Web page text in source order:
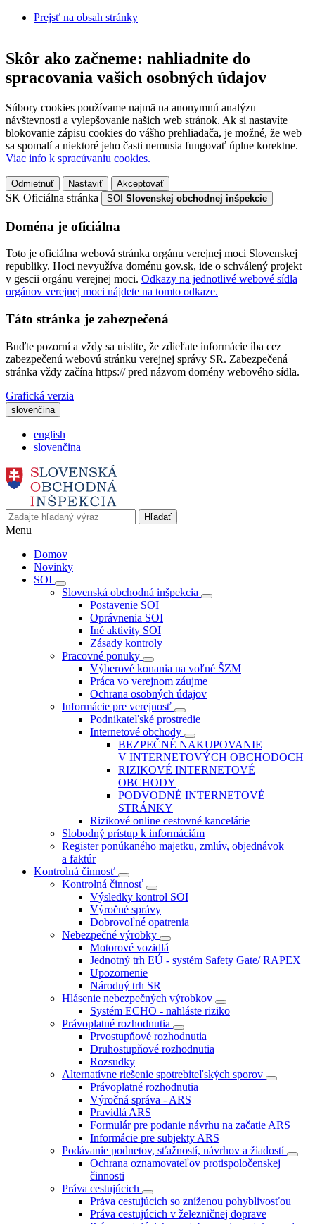
Prejsť na obsah stránky
Skôr ako začneme: nahliadnite do
spracovania vašich osobných údajov
Súbory cookies používame najmä na anonymnú analýzu
návštevnosti a vylepšovanie našich web stránok. Ak si nastavíte
blokovanie zápisu cookies do vášho prehliadača, je možné, že web
sa spomalí a niektoré jeho časti nemusia fungovať úplne korektne.
Viac info k spracúvaniu cookies.
Odmietnuť Nastaviť Akceptovať
SK Oficiálna stránka SOI Slovenskej obchodnej inšpekcie
Doména je oficiálna
Toto je oficiálna webová stránka orgánu verejnej moci Slovenskej
republiky. Hoci nevyužíva doménu gov.sk, ide o schválený projekt
v gescii orgánu verejnej moci. Odkazy na jednotlivé webové sídla
orgánov verejnej moci nájdete na tomto odkaze.
Táto stránka je zabezpečená
Buďte pozorní a vždy sa uistite, že zdieľate informácie iba cez
zabezpečenú webovú stránku verejnej správy SR. Zabezpečená
stránka vždy začína https:// pred názvom domény webového sídla.
Grafická verzia
slovenčina
english
slovenčina
Hľadať
Menu
Domov
Novinky
SOI
Slovenská obchodná inšpekcia
Postavenie SOI
Oprávnenia SOI
Iné aktivity SOI
Zásady kontroly
Pracovné ponuky
Výberové konania na voľné ŠZM
Práca vo verejnom záujme
Ochrana osobných údajov
Informácie pre verejnosť
Podnikateľské prostredie
Internetové obchody
BEZPEČNÉ NAKUPOVANIE
V INTERNETOVÝCH OBCHODOCH
RIZIKOVÉ INTERNETOVÉ
OBCHODY
PODVODNÉ INTERNETOVÉ
STRÁNKY
Rizikové online cestovné kancelárie
Slobodný prístup k informáciám
Register ponúkaného majetku, zmlúv, objednávok
a faktúr
Kontrolná činnosť
Kontrolná činnosť
Výsledky kontrol SOI
Výročné správy
Dobrovoľné opatrenia
Nebezpečné výrobky
Motorové vozidlá
Jednotný trh EÚ - systém Safety Gate/ RAPEX
Upozornenie
Národný trh SR
Hlásenie nebezpečných výrobkov
Systém ECHO - nahláste riziko
Právoplatné rozhodnutia
Prvostupňové rozhodnutia
Druhostupňové rozhodnutia
Rozsudky
Alternatívne riešenie spotrebiteľských sporov
Právoplatné rozhodnutia
Výročná správa - ARS
Pravidlá ARS
Formulár pre podanie návrhu na začatie ARS
Informácie pre subjekty ARS
Podávanie podnetov, sťažností, návrhov a žiadostí
Ochrana oznamovateľov protispoločenskej
činnosti
Práva cestujúcich
Práva cestujúcich so zníženou pohyblivosťou
Práva cestujúcich v železničnej doprave